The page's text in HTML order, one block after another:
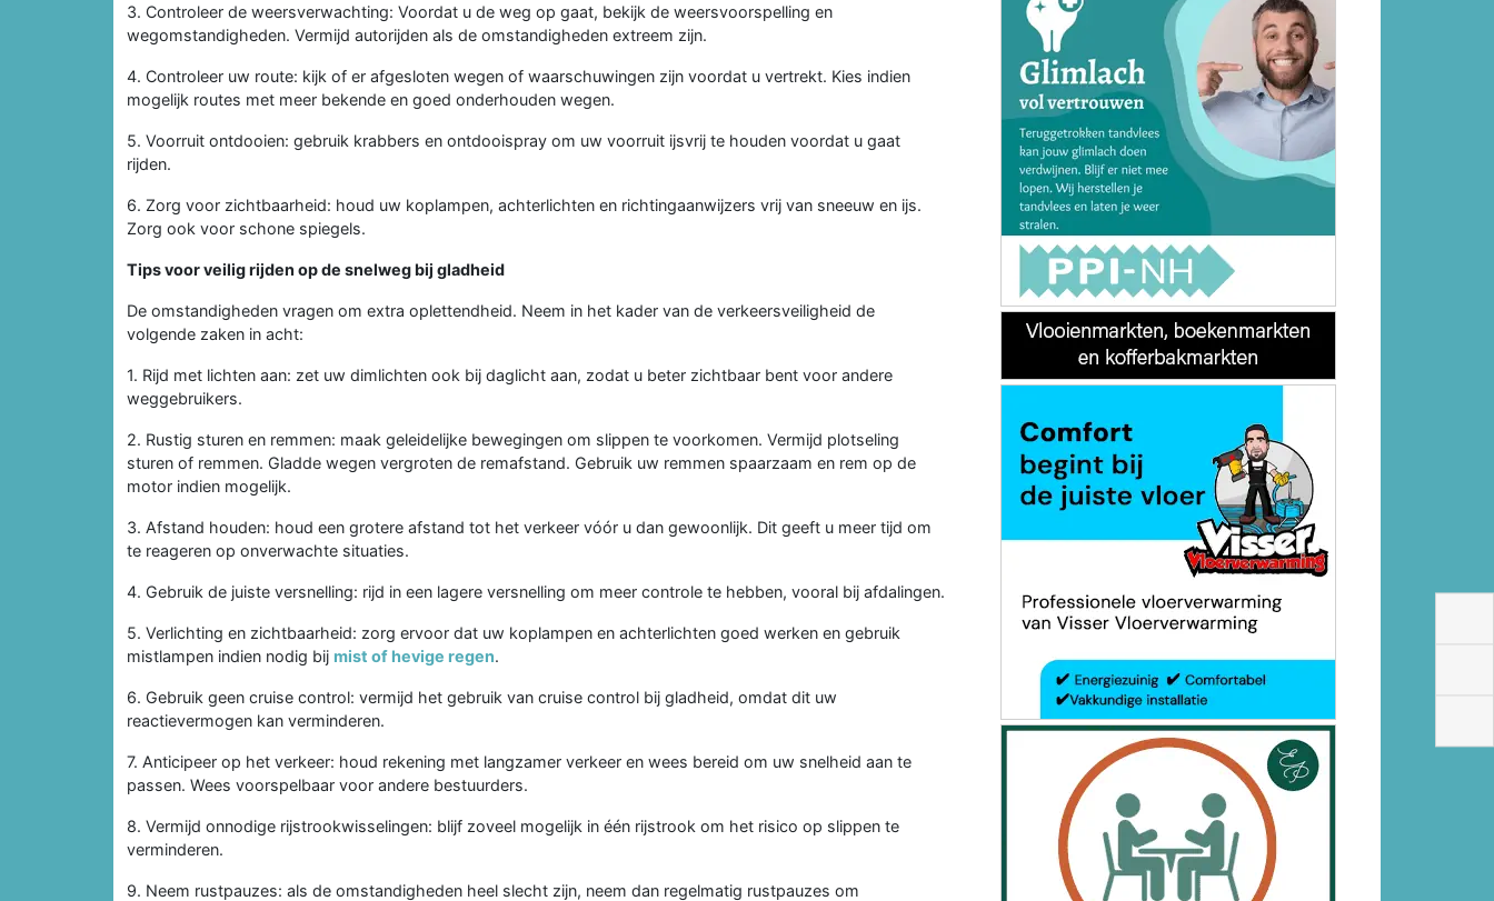
3. Controleer de weersverwachting: Voordat u de weg op gaat, bekijk de weersvoorspelling en
wegomstandigheden. Vermijd autorijden als de omstandigheden extreem zijn.
4. Controleer uw route: kijk of er afgesloten wegen of waarschuwingen zijn voordat u vertrekt. Kies indien
mogelijk routes met meer bekende en goed onderhouden wegen.
5. Voorruit ontdooien: gebruik krabbers en ontdooispray om uw voorruit ijsvrij te houden voordat u gaat
rijden.
6. Zorg voor zichtbaarheid: houd uw koplampen, achterlichten en richtingaanwijzers vrij van sneeuw en ijs.
Zorg ook voor schone spiegels.
Tips voor veilig rijden op de snelweg bij gladheid
De omstandigheden vragen om extra oplettendheid. Neem in het kader van de verkeersveiligheid de
volgende zaken in acht:
1. Rijd met lichten aan: zet uw dimlichten ook bij daglicht aan, zodat u beter zichtbaar bent voor andere
weggebruikers.
2. Rustig sturen en remmen: maak geleidelijke bewegingen om slippen te voorkomen. Vermijd plotseling
sturen of remmen. Gladde wegen vergroten de remafstand. Gebruik uw remmen spaarzaam en rem op de
motor indien mogelijk.
3. Afstand houden: houd een grotere afstand tot het verkeer vóór u dan gewoonlijk. Dit geeft u meer tijd om
te reageren op onverwachte situaties.
4. Gebruik de juiste versnelling: rijd in een lagere versnelling om meer controle te hebben, vooral bij afdalingen.
5. Verlichting en zichtbaarheid: zorg ervoor dat uw koplampen en achterlichten goed werken en gebruik
mistlampen indien nodig bij mist of hevige regen.
6. Gebruik geen cruise control: vermijd het gebruik van cruise control bij gladheid, omdat dit uw
reactievermogen kan verminderen.
7. Anticipeer op het verkeer: houd rekening met langzamer verkeer en wees bereid om uw snelheid aan te
passen. Wees voorspelbaar voor andere bestuurders.
8. Vermijd onnodige rijstrookwisselingen: blijf zoveel mogelijk in één rijstrook om het risico op slippen te
verminderen.
9. Neem rustpauzes: als de omstandigheden heel slecht zijn, neem dan regelmatig rustpauzes om